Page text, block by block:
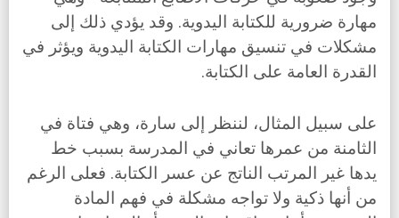
مهارة ضرورية للكتابة اليدوية. وقد يؤدي ذلك إلى
مشكلات في تنسيق مهارات الكتابة اليدوية ويؤثر في
القدرة العامة على الكتابة.
على سبيل المثال، لننظر إلى سارة، وهي فتاة في
الثامنة من عمرها تعاني في المدرسة بسبب خط
يدها غير المرتب الناتج عن عسر الكتابة. فعلى الرغم
من أنها ذكية ولا تواجه مشكلة في فهم المادة